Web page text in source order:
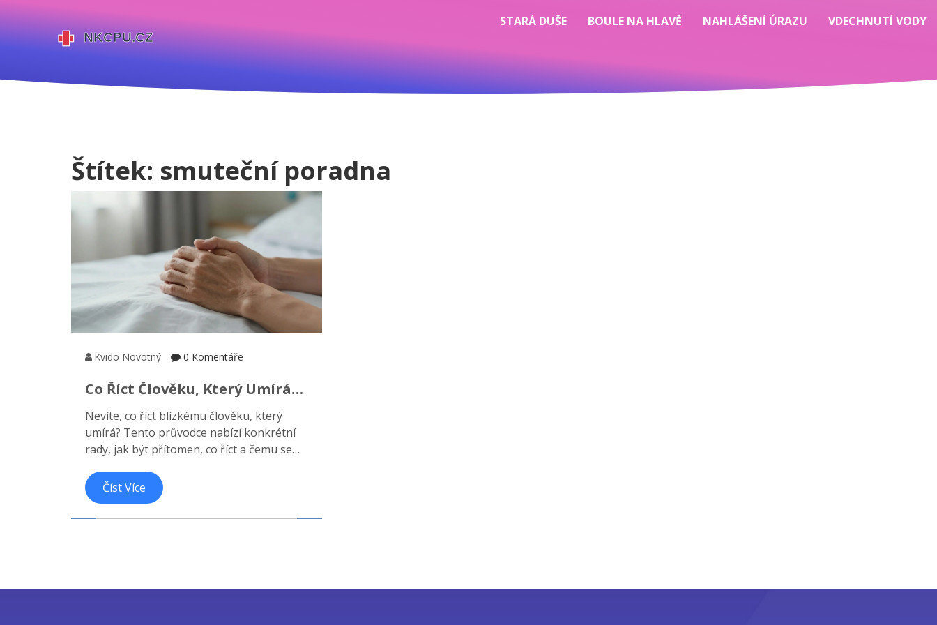
STARÁ DUŠE BOULE NA HLAVĚ NAHLÁŠENÍ ÚRAZU VDECHNUTÍ VODY
Štítek: smuteční poradna
Kvido Novotný 0 Komentáře
Co Říct Člověku, Který Umírá?
Ty Nejtěžší Chvíle
Nevíte, co říct blízkému člověku, který
umírá? Tento průvodce nabízí konkrétní
rady, jak být přítomen, co říct a čemu se
důstojná.
Číst Více